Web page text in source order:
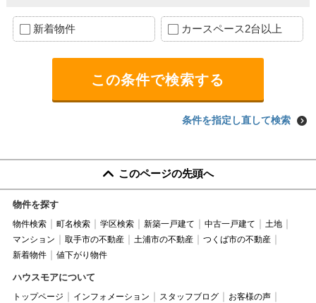
新着物件 カースペース2台以上
条件を指定し直して検索
このページの先頭へ
物件を探す
物件検索 町名検索 学区検索 新築一戸建て 中古一戸建て
土地
マンション
取手市の不動産 土浦市の不動産
つくば市の不動産
新着物件
値下がり物件
ハウスモアについて
トップページ インフォメーション スタッフブログ
お客様の声